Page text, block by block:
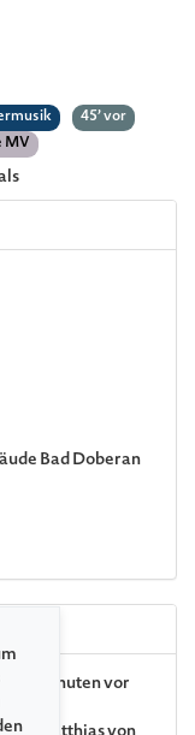
45’ vor
MV
Bad Doberan
45 Minuten vor